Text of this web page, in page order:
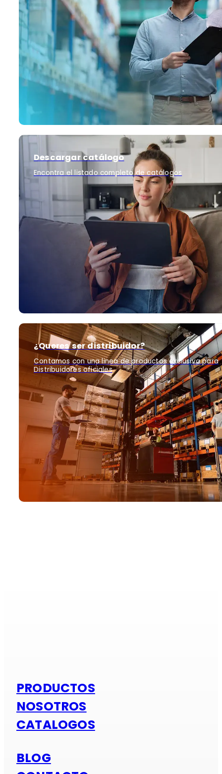
Descargar catálogo
Encontra el listado completo de catálogos
¿Queres ser distribuidor?
Contamos con una linea de productos exclusiva para
Distribuidores oficiales
PRODUCTOS
NOSOTROS
CATALOGOS
BLOG